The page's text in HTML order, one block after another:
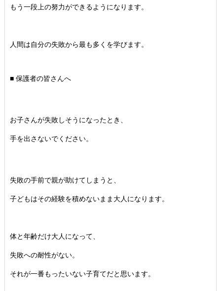
もう一段上の努力ができるようになります。
人間は自分の失敗から最も多くを学びます。
■ 保護者の皆さんへ
お子さんが失敗しそうになったとき、
手を出さないでください。
失敗の手前で親が助けてしまうと、
子どもはその経験を積めないまま大人になります。
体と年齢だけ大人になって、
失敗への耐性がない。
それが一番もったいない子育てだと思います。